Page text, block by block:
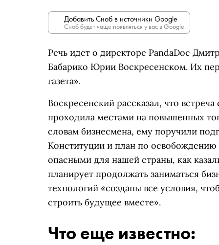
Добавить Сноб в источники Google
Сноб будет чаще появляться у вас в Google.
Речь идет о директоре PandaDoc
Бабарико Юрии Воскресенском. Их
газета».
Воскресенский рассказал, что
проходила местами на повышенных
словам бизнесмена, ему поручили
Конституции и план по освобождению
опасными для нашей страны, как
планирует продолжать заниматься
технологий «созданы все условия,
строить будущее вместе».
Что еще известно: